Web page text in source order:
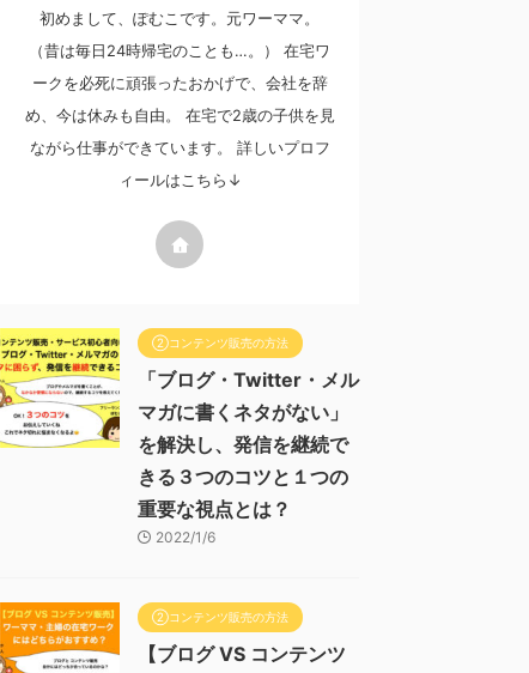
初めまして、ぽむこです。元ワーママ。
（昔は毎日24時帰宅のことも…。） 在宅ワ
ークを必死に頑張ったおかげで、会社を辞
め、今は休みも自由。 在宅で2歳の子供を見
ながら仕事ができています。 詳しいプロフ
ィールはこちら↓
②コンテンツ販売の方法
「ブログ・Twitter・メル
マガに書くネタがない」
を解決し、発信を継続で
きる３つのコツと１つの
重要な視点とは？
2022/1/6
②コンテンツ販売の方法
【ブログ VS コンテンツ